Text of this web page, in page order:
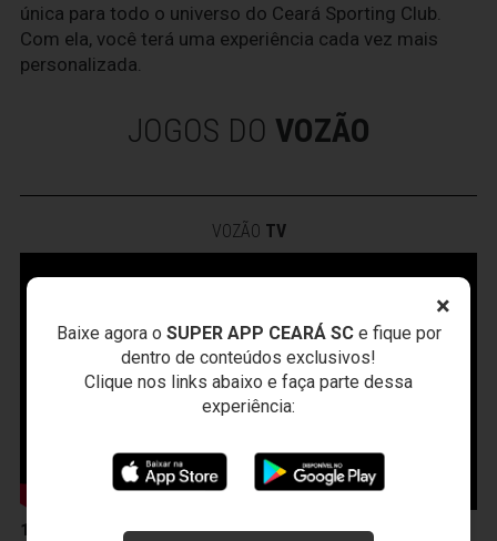
×
Baixe agora o SUPER APP CEARÁ SCe fique por
dentro de conteúdos exclusivos!
Clique nos links abaixo e faça parte dessa
experiência:
única para todo o universo do Ceará Sporting Club.
Com ela, você terá uma experiência cada vez mais
personalizada.
JOGOS DO VOZÃO
VOZÃO TV
10 de Abril